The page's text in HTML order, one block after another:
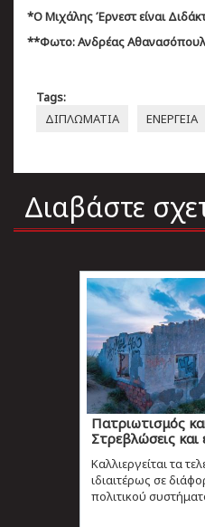
*Ο Μιχάλης Έρνεστ είναι
**Φωτο: Ανδρέας
Tags:
ΔΙΠΛΩΜΑΤΙΑ
ΕΝΕΡΓΕΙΑ
Διαβάστε
Πατριωτισμός
Στρεβλώσεις και
Καλλιεργείται τα
ιδιαιτέρως σε
πολιτικού